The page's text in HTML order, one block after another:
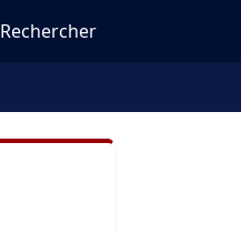
Rechercher